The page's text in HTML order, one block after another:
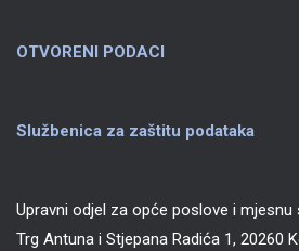
OTVORENI PODACI
Službenica za zaštitu podataka
Upravni odjel za opće poslove i mjesnu
Trg Antuna i Stjepana Radića 1, 20260